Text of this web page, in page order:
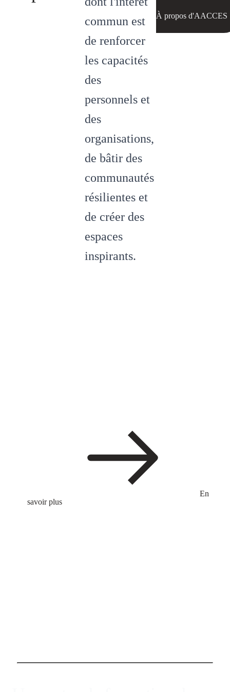
commun est
de renforcer
les capacités
des
personnels et
des
organisations,
de bâtir des
communautés
résilientes et
de créer des
espaces
inspirants.
À propos d'AACCES
En
savoir plus